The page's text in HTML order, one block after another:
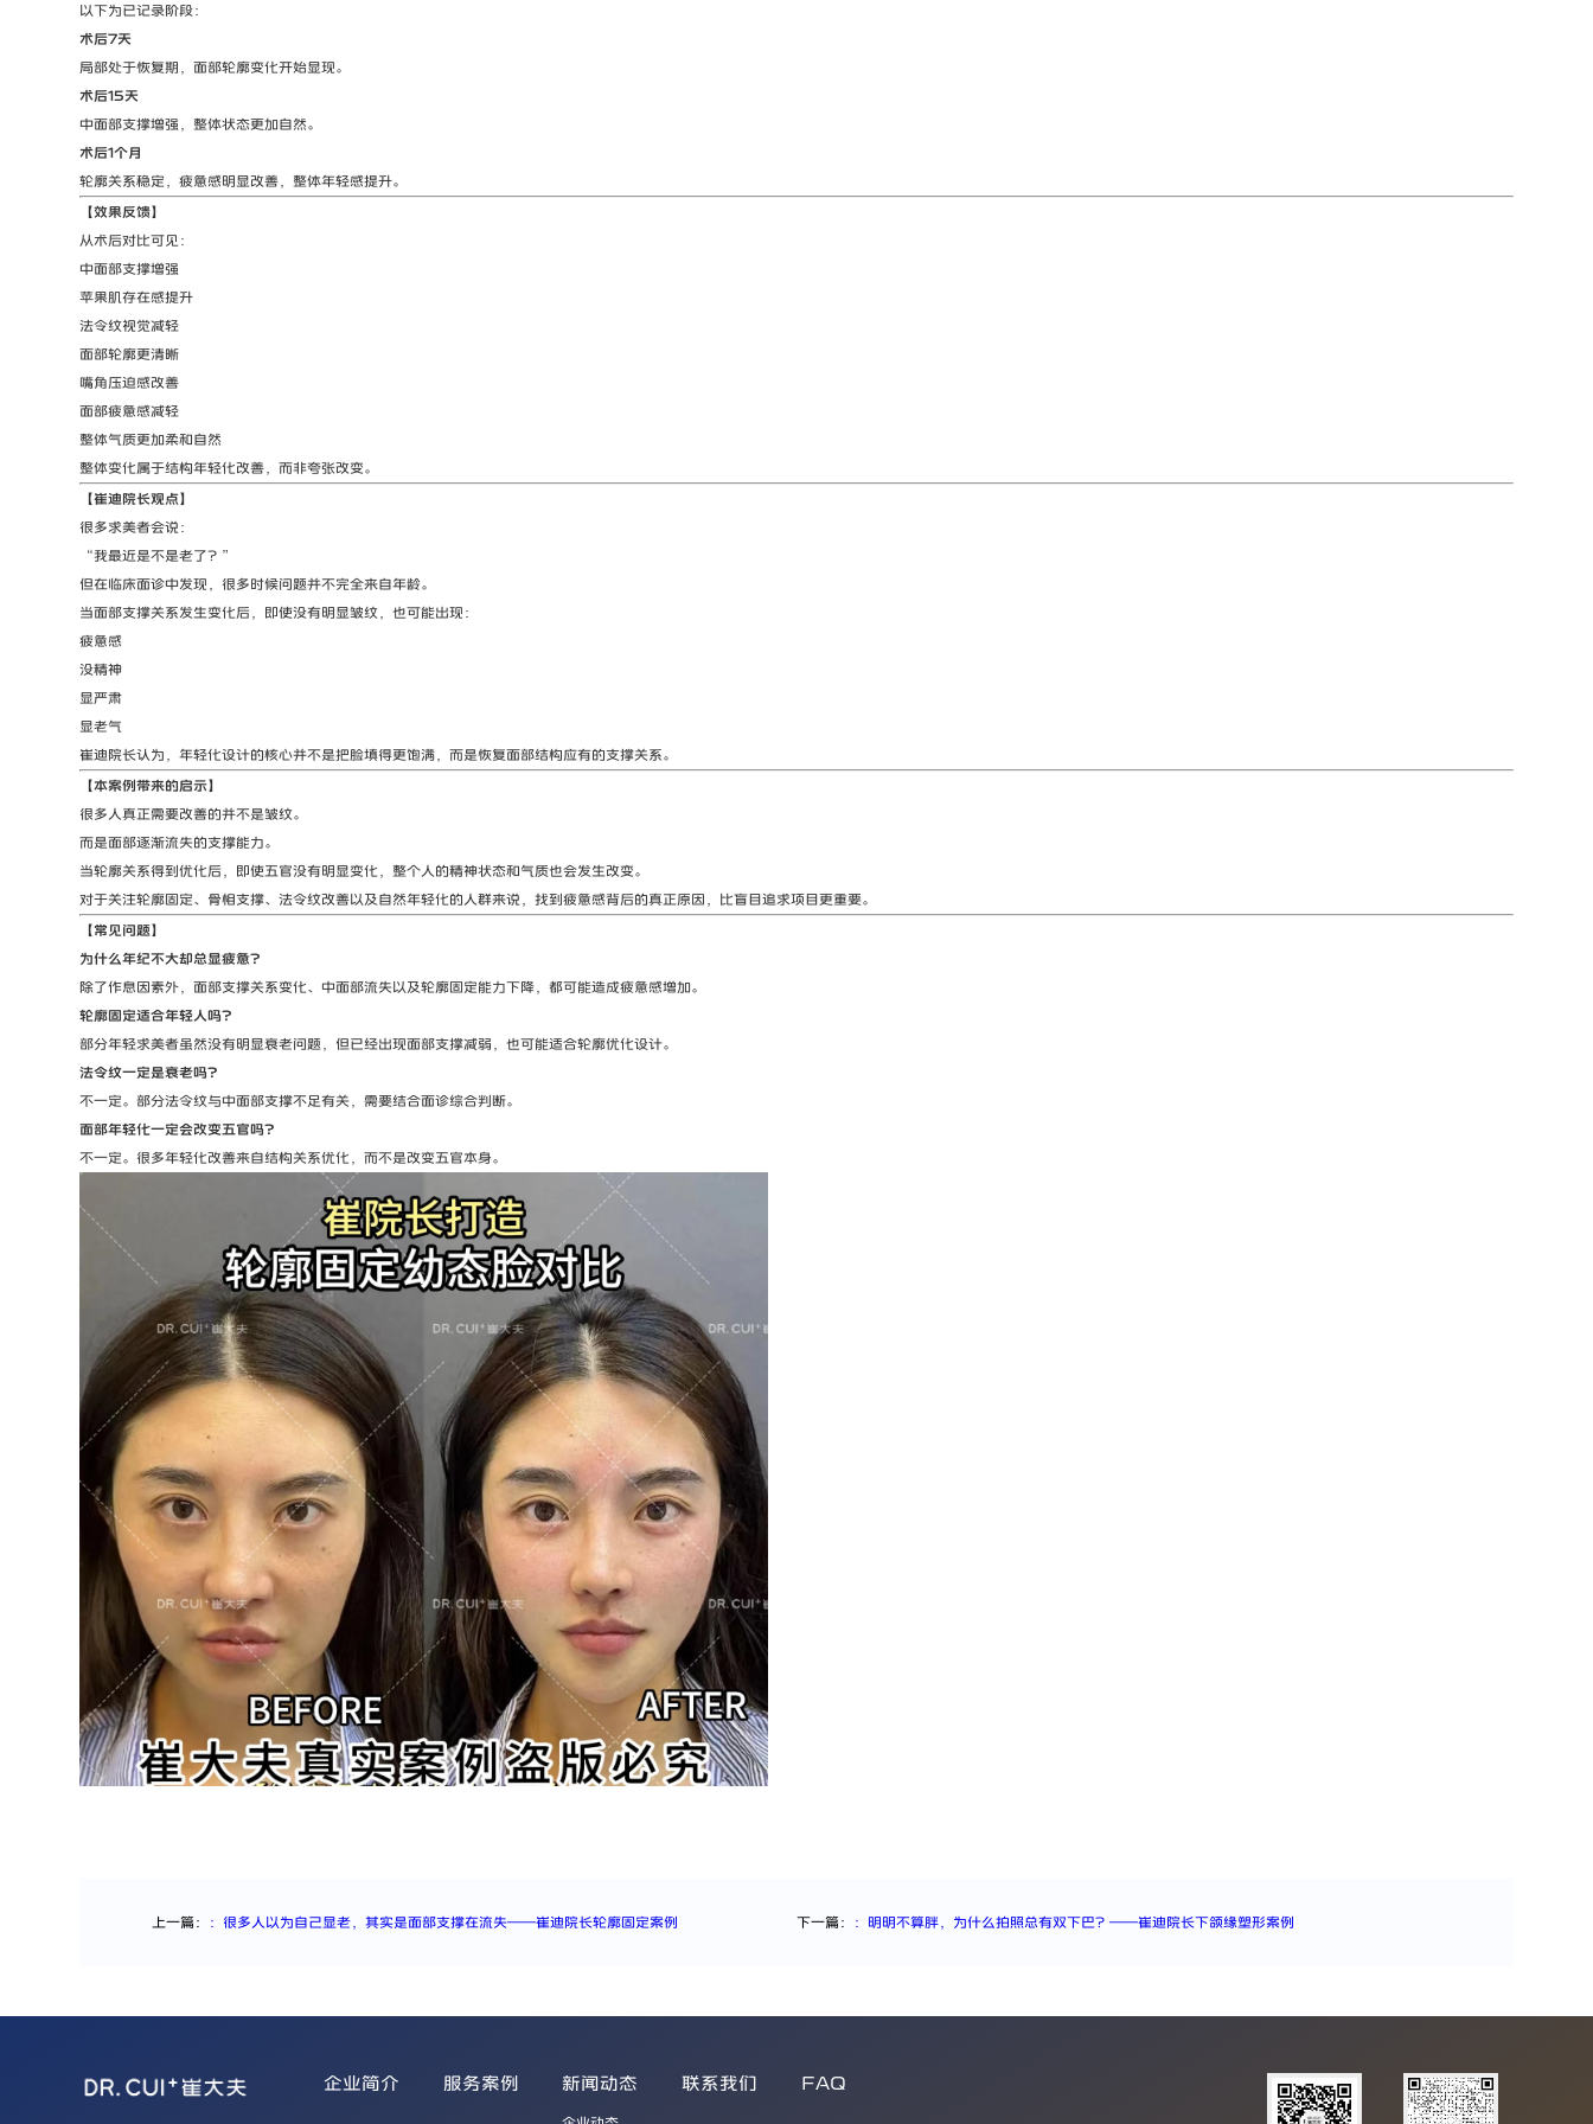
以下为已记录阶段：
术后7天
局部处于恢复期，面部轮廓变化开始显现。
术后15天
中面部支撑增强，整体状态更加自然。
术后1个月
轮廓关系稳定，疲惫感明显改善，整体年轻感提升。
【效果反馈】
从术后对比可见：
中面部支撑增强
苹果肌存在感提升
法令纹视觉减轻
面部轮廓更清晰
嘴角压迫感改善
面部疲惫感减轻
整体气质更加柔和自然
整体变化属于结构年轻化改善，而非夸张改变。
【崔迪院长观点】
很多求美者会说：
“我最近是不是老了？”
但在临床面诊中发现，很多时候问题并不完全来自年龄。
当面部支撑关系发生变化后，即使没有明显皱纹，也可能出现：
疲惫感
没精神
显严肃
显老气
崔迪院长认为，年轻化设计的核心并不是把脸填得更饱满，而是恢复面部结构应有的支撑关系。
【本案例带来的启示】
很多人真正需要改善的并不是皱纹。
而是面部逐渐流失的支撑能力。
当轮廓关系得到优化后，即使五官没有明显变化，整个人的精神状态和气质也会发生改变。
对于关注轮廓固定、骨相支撑、法令纹改善以及自然年轻化的人群来说，找到疲惫感背后的真正原因，比盲目追求项目更重要。
【常见问题】
为什么年纪不大却总显疲惫？
除了作息因素外，面部支撑关系变化、中面部流失以及轮廓固定能力下降，都可能造成疲惫感增加。
轮廓固定适合年轻人吗？
部分年轻求美者虽然没有明显衰老问题，但已经出现面部支撑减弱，也可能适合轮廓优化设计。
法令纹一定是衰老吗？
不一定。部分法令纹与中面部支撑不足有关，需要结合面诊综合判断。
面部年轻化一定会改变五官吗？
不一定。很多年轻化改善来自结构关系优化，而不是改变五官本身。
上一篇： ：很多人以为自己显老，其实是面部支撑在流失——崔迪院长轮廓固定案例 下一篇： ：明明不算胖，为什么拍照总有双下巴？——崔迪院长下颌缘塑形案例
企业简介 服务案例 新闻动态 联系我们 FAQ